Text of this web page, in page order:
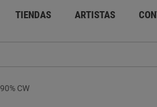
TIENDAS ARTISTAS
CW